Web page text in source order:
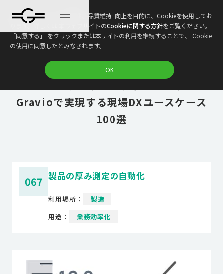
本ウェブサイトは、利便性、品質維持·向上を目的に、Cookieを使用してお
ります。詳しくは 本ウェブサイトのCookieに関する方針をご覧ください。
「同意する」 をクリックまたは本サイトの利用を継続することで、 Cookie
の使用に同意したとみなされます。
OK
DX推進のヒント満載！これで丸わかり！
Gravioで実現する現場DXユースケース
100選
067 製品の厚み測定の自動化
利用場所：
製造
用途：
業務効率化